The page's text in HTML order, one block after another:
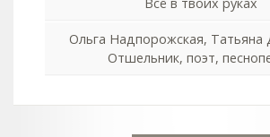
Всё в твоих руках
Ольга Надпорожская, Татьяна
Отшельник, поэт,